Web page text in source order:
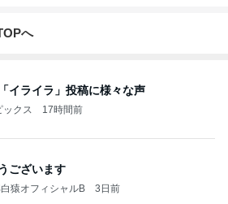
へ
イライラ」投稿に様々な声
クス 17時間前
ございます
猿オフィシャルB 3日前